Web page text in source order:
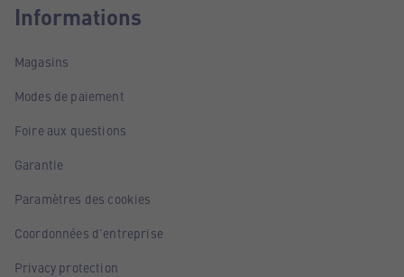
Informations
Magasins
Modes de paiement
Foire aux questions
Garantie
Paramètres des cookies
Coordonnées d'entreprise
Privacy protection